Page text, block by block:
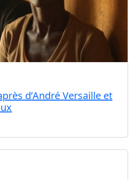
d’André Versaille et